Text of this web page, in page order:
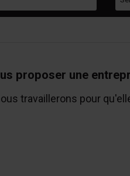
proposer une
travaillerons pour